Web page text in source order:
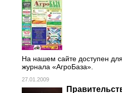
На нашем сайте доступен
журнала «АгроБаза».
27.01.2009